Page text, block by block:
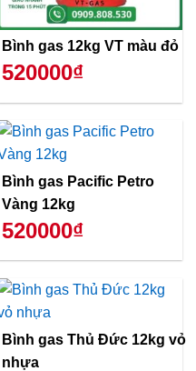
Bình gas 12kg VT màu đỏ
520000₫
Bình gas Pacific Petro
Vàng 12kg
520000₫
Bình gas Thủ Đức 12kg vỏ
nhựa